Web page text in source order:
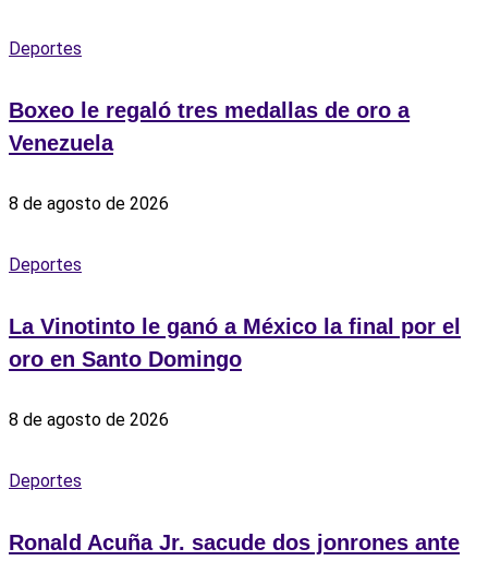
Deportes
Boxeo le regaló tres medallas de oro a
Venezuela
8 de agosto de 2026
Deportes
La Vinotinto le ganó a México la final por el
oro en Santo Domingo
8 de agosto de 2026
Deportes
Ronald Acuña Jr. sacude dos jonrones ante